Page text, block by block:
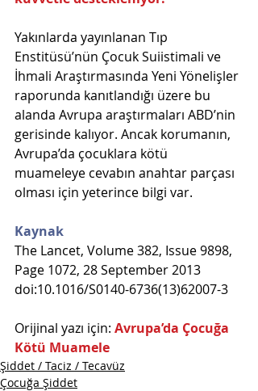
Yakınlarda yayınlanan Tıp
Enstitüsü’nün Çocuk Suiistimali ve
İhmali Araştırmasında Yeni Yönelişler
raporunda kanıtlandığı üzere bu
alanda Avrupa araştırmaları ABD’nin
gerisinde kalıyor. Ancak korumanın,
Avrupa’da çocuklara kötü
muameleye cevabın anahtar parçası
olması için yeterince bilgi var.
Kaynak
The Lancet, Volume 382, Issue 9898,
Page 1072, 28 September 2013
doi:10.1016/S0140-6736(13)62007-3
Orijinal yazı için: Avrupa’da Çocuğa
Kötü Muamele
Şiddet / Taciz / Tecavüz
Çocuğa Şiddet